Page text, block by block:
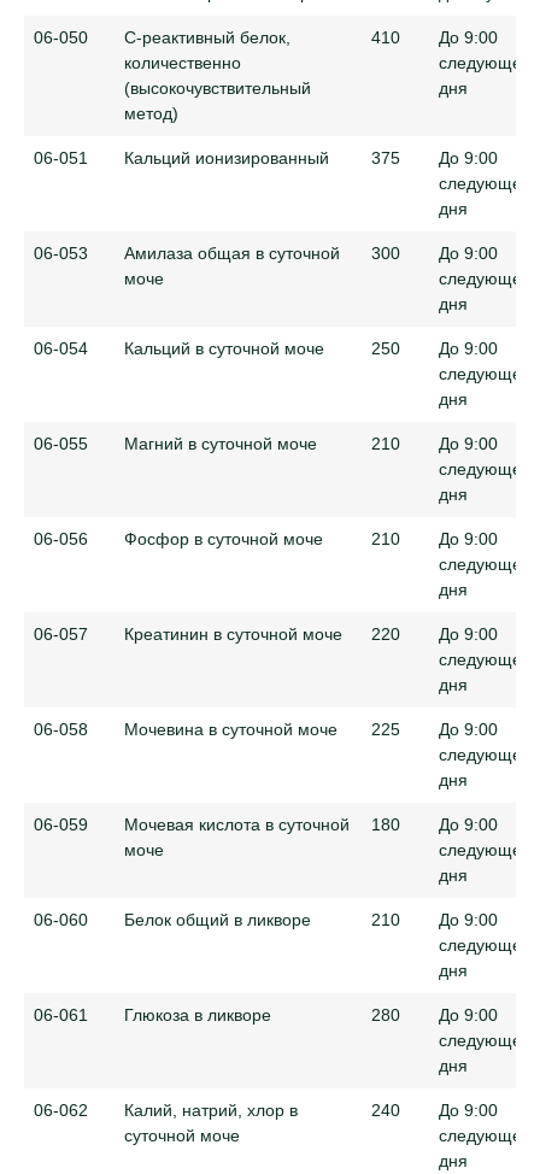
06-050
С-реактивный белок,
количественно
(высокочувствительный
метод)
410
До 9:00
следующего
дня
06-051 Кальций ионизированный 375
До 9:00
следующего
дня
06-053
Амилаза общая в суточной
моче
300
До 9:00
следующего
дня
06-054 Кальций в суточной моче 250
До 9:00
следующего
дня
06-055 Магний в суточной моче 210
До 9:00
следующего
дня
06-056 Фосфор в суточной моче 210
До 9:00
следующего
дня
06-057 Креатинин в суточной моче 220
До 9:00
следующего
дня
06-058 Мочевина в суточной моче 225
До 9:00
следующего
дня
06-059
Мочевая кислота в суточной
моче
180
До 9:00
следующего
дня
06-060 Белок общий в ликворе 210
До 9:00
следующего
дня
06-061 Глюкоза в ликворе 280
До 9:00
следующего
дня
06-062
Калий, натрий, хлор в
суточной моче
240
До 9:00
следующего
дня